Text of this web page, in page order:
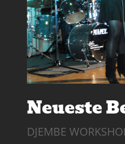
Neueste
DJEMBE